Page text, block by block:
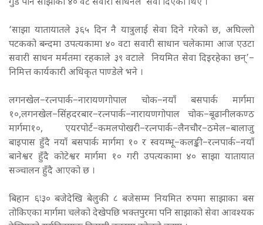
‘साझा यातायातले ३६५ दिन नै यात्रुलाई सेवा दिने गरेको छ, अघिल्लो
पटकको बन्दमा उपत्यकामा ४० वटा सवारी साधान चलेकामा आज एउटा
सवारी साधन मर्मतमा रहकाले ३९ वटाले नियमित सेवा दिइरहेका छन्’–
निमित्त कार्यकारी अधिकृत पाण्डेले भने ।
लगनखेल–रत्नपार्क–नारायणगोपाल चोक–नयाँ बसपार्क मार्गमा
१०,लगनखेल–सिंहदरबार–रत्नपार्क–नारायणगोपाल चोक–बूढानीलकण्ठ
मार्गमा१०, एयरपोर्ट–कमलपोखरी–रत्नपार्क–लैनचौर–ठमेल–बालाजु
बाइपास हुँदै नयाँ बसपार्क मार्गमा १० र स्वयम्भू–कलङ्की–रत्नपार्क–नयाँ
बानेश्वर हुँदै कोटेश्वर मार्गमा १० गरी उपत्यकामा ४० साझा यातायात
सञ्चालन हुँदै आएको छ ।
बिहान ६ः३० बजेदेखि बेलुकी ८ बजेसम्म नियमित रुपमा साझाका बस
तोकिएका मार्गमा चलेको देखेपछि भक्तपुरमा पनि साझाको सेवा आवश्यक